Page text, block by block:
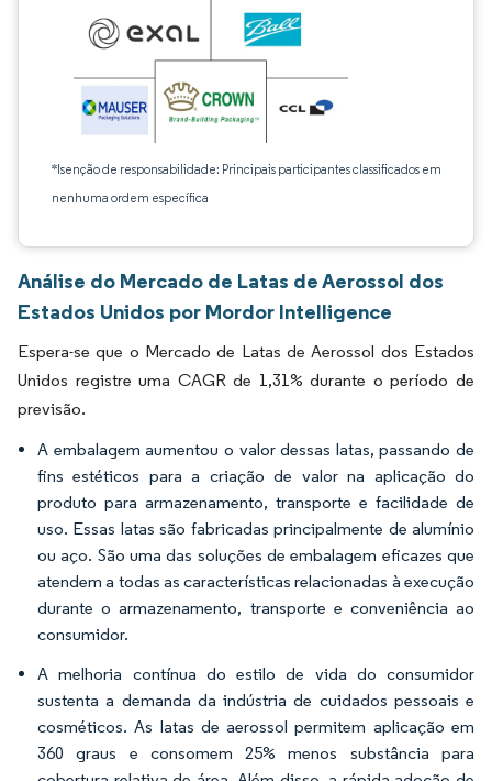
*Isenção de responsabilidade: Principais participantes classificados em
nenhuma ordem específica
Análise do Mercado de Latas de Aerossol dos
Estados Unidos por Mordor Intelligence
Espera-se que o Mercado de Latas de Aerossol dos Estados
Unidos registre uma CAGR de 1,31% durante o período de
previsão.
A embalagem aumentou o valor dessas latas, passando de
fins estéticos para a criação de valor na aplicação do
produto para armazenamento, transporte e facilidade de
uso. Essas latas são fabricadas principalmente de alumínio
ou aço. São uma das soluções de embalagem eficazes que
atendem a todas as características relacionadas à execução
durante o armazenamento, transporte e conveniência ao
consumidor.
A melhoria contínua do estilo de vida do consumidor
sustenta a demanda da indústria de cuidados pessoais e
cosméticos. As latas de aerossol permitem aplicação em
360 graus e consomem 25% menos substância para